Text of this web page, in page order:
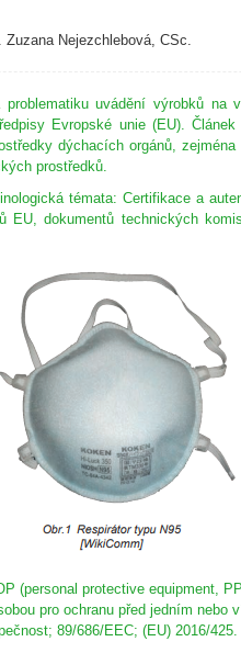
Nejezchlebová, CSc.
uvádění výrobků na
Evropské unie (EU).
dýchacích orgánů,
prostředků.
témata: Certifikace a
EU, dokumentů technických
(personal protective equipment,
pro ochranu před jedním nebo
89/686/EEC; (EU) 2016/425.